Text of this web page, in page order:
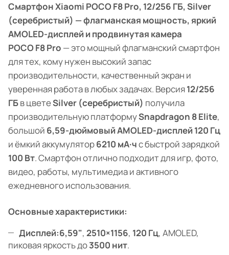
Смартфон Xiaomi POCO F8 Pro, 12/256 ГБ, Silver
(серебристый) — флагманская мощность, яркий
AMOLED-дисплей и продвинутая камера
POCO F8 Pro — это мощный флагманский смартфон
для тех, кому нужен высокий запас
производительности, качественный экран и
уверенная работа в любых задачах. Версия12/256
ГБв цветеSilver (серебристый) получила
производительную платформуSnapdragon 8 Elite,
большой 6,59-дюймовый AMOLED-дисплей 120 Гц
и ёмкий аккумулятор6210 мА·чс быстрой зарядкой
100 Вт. Смартфон отлично подходит для игр, фото,
видео, работы, мультимедиа и активного
ежедневного использования.
Основные характеристики:
Дисплей:6,59", 2510×1156, 120 Гц, AMOLED,
пиковая яркость до3500 нит.